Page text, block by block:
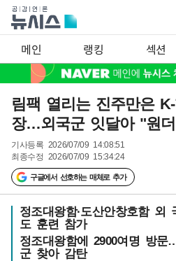
메인 랭킹 섹션
림팩 열리는 진주만은
장…외국군 잇달아 "원
기사등록 2026/07/09 14:08:51
최종수정 2026/07/09 15:34:24
구글에서 선호하는 매체로 추가
정조대왕함·도산안창호함 외
도 훈련 참가
정조대왕함에 2900여명 방
군 찾아 감탄